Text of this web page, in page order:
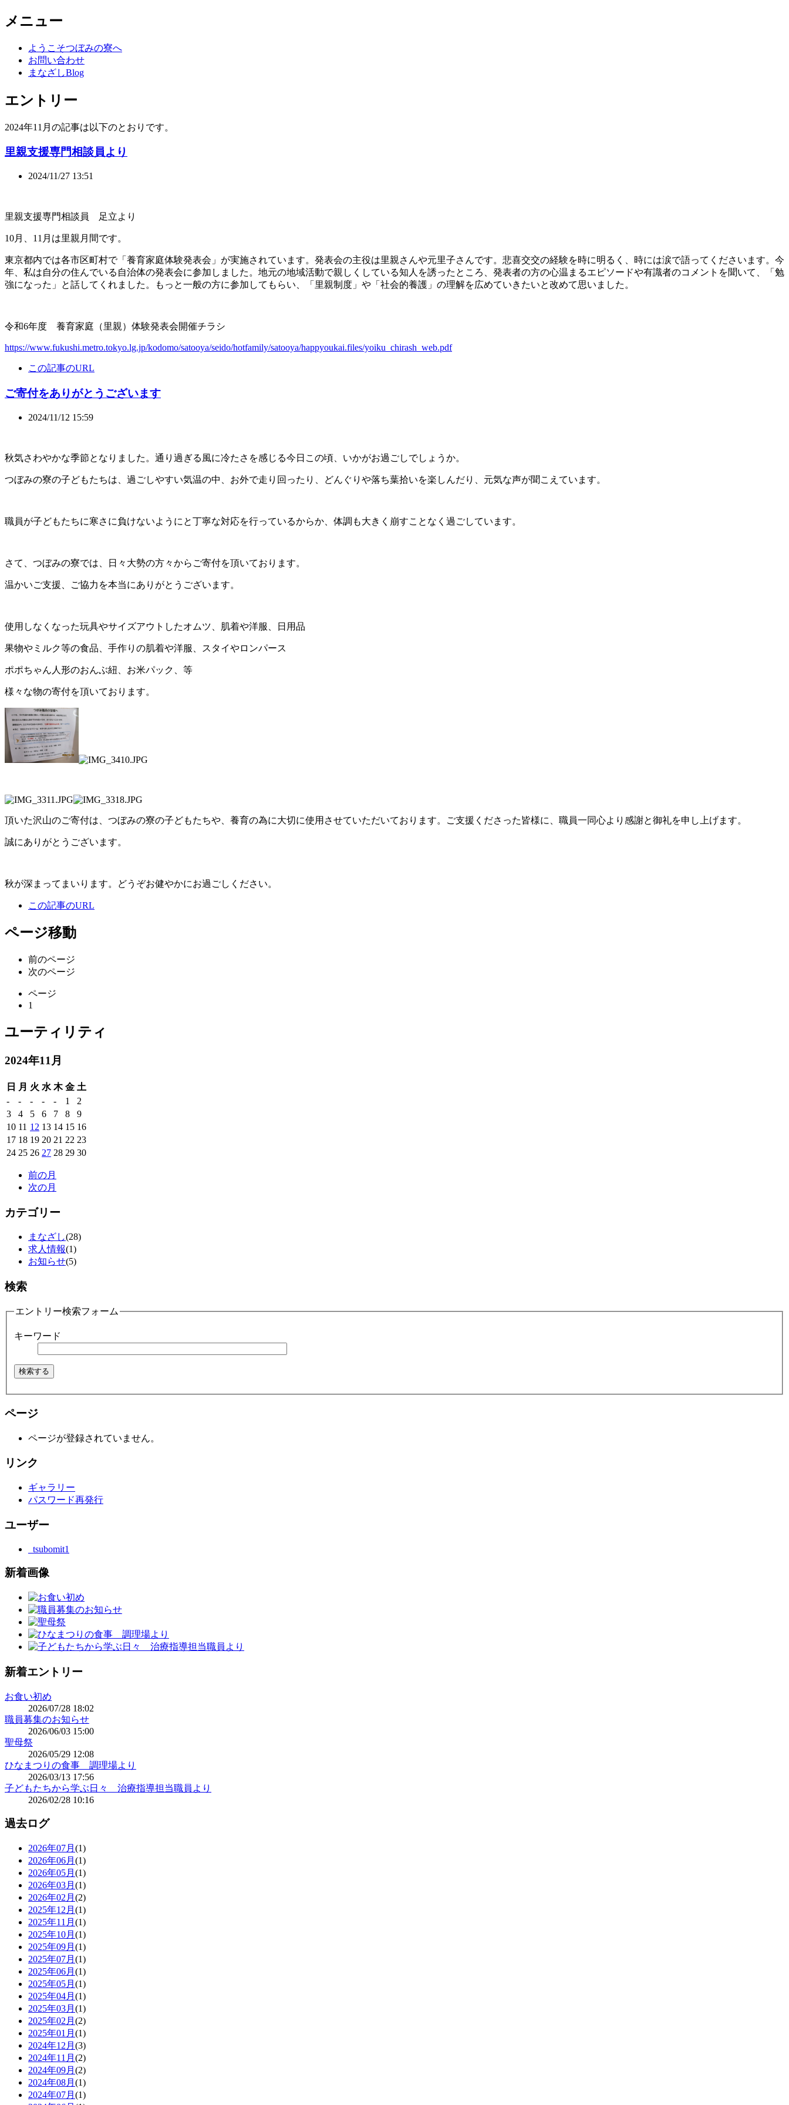
メニュー
ようこそつぼみの寮へ
お問い合わせ
まなざしBlog
エントリー
2024年11月の記事は以下のとおりです。
里親支援専門相談員より
2024/11/27 13:51
里親支援専門相談員 足立より
10月、11月は里親月間です。
東京都内では各市区町村で「養育家庭体験発表会」が実施されています。発表会の主役は里親さんや元里子さんです。悲喜交交の経験を時に明るく、時には涙で語ってくださいます。今
年、私は自分の住んでいる自治体の発表会に参加しました。地元の地域活動で親しくしている知人を誘ったところ、発表者の方の心温まるエピソードや有識者のコメントを聞いて、「勉
強になった」と話してくれました。もっと一般の方に参加してもらい、「里親制度」や「社会的養護」の理解を広めていきたいと改めて思いました。
令和6年度 養育家庭（里親）体験発表会開催チラシ
https://www.fukushi.metro.tokyo.lg.jp/kodomo/satooya/seido/hotfamily/satooya/happyoukai.files/yoiku_chirash_web.pdf
この記事のURL
ご寄付をありがとうございます
2024/11/12 15:59
秋気さわやかな季節となりました。通り過ぎる風に冷たさを感じる今日この頃、いかがお過ごしでしょうか。
つぼみの寮の子どもたちは、過ごしやすい気温の中、お外で走り回ったり、どんぐりや落ち葉拾いを楽しんだり、元気な声が聞こえています。
職員が子どもたちに寒さに負けないようにと丁寧な対応を行っているからか、体調も大きく崩すことなく過ごしています。
さて、つぼみの寮では、日々大勢の方々からご寄付を頂いております。
温かいご支援、ご協力を本当にありがとうございます。
使用しなくなった玩具やサイズアウトしたオムツ、肌着や洋服、日用品
果物やミルク等の食品、手作りの肌着や洋服、スタイやロンパース
ポポちゃん人形のおんぶ紐、お米パック、等
様々な物の寄付を頂いております。
頂いた沢山のご寄付は、つぼみの寮の子どもたちや、養育の為に大切に使用させていただいております。ご支援くださった皆様に、職員一同心より感謝と御礼を申し上げます。
誠にありがとうございます。
秋が深まってまいります。どうぞお健やかにお過ごしください。
この記事のURL
ページ移動
前のページ
次のページ
ページ
1
ユーティリティ
2024年11月
日 月 火 水 木 金 土
-
- - - - 1
2
3
4 5 6 7 8
9
10 11 12 13 14 15 16
17 18 19 20 21 22 23
24 25 26 27 28 29 30
前の月
次の月
カテゴリー
まなざし(28)
求人情報(1)
お知らせ(5)
検索
エントリー検索フォーム
キーワード
ページ
ページが登録されていません。
リンク
ギャラリー
パスワード再発行
ユーザー
_tsubomit1
新着画像
新着エントリー
お食い初め
2026/07/28 18:02
職員募集のお知らせ
2026/06/03 15:00
聖母祭
2026/05/29 12:08
ひなまつりの食事 調理場より
2026/03/13 17:56
子どもたちから学ぶ日々 治療指導担当職員より
2026/02/28 10:16
過去ログ
2026年07月 (1)
2026年06月 (1)
2026年05月 (1)
2026年03月 (1)
2026年02月 (2)
2025年12月 (1)
2025年11月 (1)
2025年10月 (1)
2025年09月 (1)
2025年07月 (1)
2025年06月 (1)
2025年05月 (1)
2025年04月 (1)
2025年03月 (1)
2025年02月 (2)
2025年01月 (1)
2024年12月 (3)
2024年11月 (2)
2024年09月 (2)
2024年08月 (1)
2024年07月 (1)